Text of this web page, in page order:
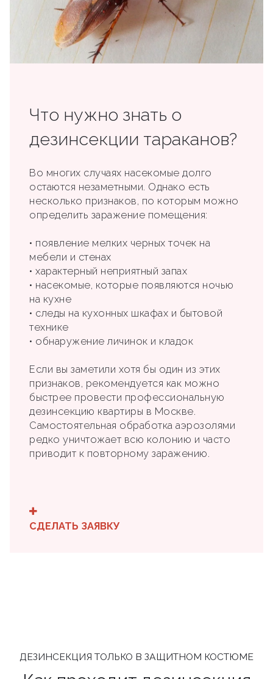
Что нужно знать о
дезинсекции тараканов?
Во многих случаях насекомые долго
остаются незаметными. Однако есть
несколько признаков, по которым можно
определить заражение помещения:
• появление мелких черных точек на
мебели и стенах
• характерный неприятный запах
• насекомые, которые появляются ночью
на кухне
• следы на кухонных шкафах и бытовой
технике
• обнаружение личинок и кладок
Если вы заметили хотя бы один из этих
признаков, рекомендуется как можно
быстрее провести профессиональную
дезинсекцию квартиры в Москве.
Самостоятельная обработка аэрозолями
редко уничтожает всю колонию и часто
приводит к повторному заражению.
СДЕЛАТЬ ЗАЯВКУ
ДЕЗИНСЕКЦИЯ ТОЛЬКО В ЗАЩИТНОМ КОСТЮМЕ